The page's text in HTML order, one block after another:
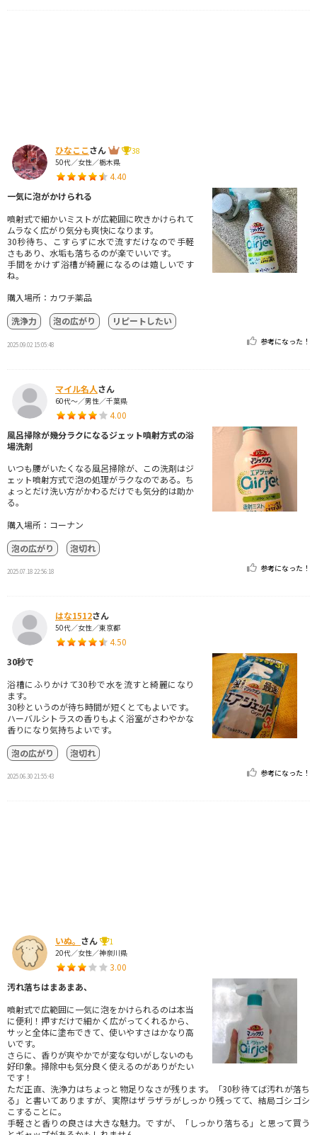
ひなここさん
38
50代／女性／栃木県
4.40
一気に泡がかけられる
噴射式で細かいミストが広範囲に吹きかけられて
ムラなく広がり気分も爽快になります。
30秒待ち、こすらずに水で流すだけなので手軽
さもあり、水垢も落ちるのが楽でいいです。
手間をかけず浴槽が綺麗になるのは嬉しいです
ね。
購入場所：カワチ薬品
洗浄力
泡の広がり リピートしたい
2025.09.02 15:05:48 参考になった！
マイル名人さん
60代～／男性／千葉県
4.00
風呂掃除が幾分ラクになるジェット噴射方式の浴
場洗剤
いつも腰がいたくなる風呂掃除が、この洗剤はジ
ェット噴射方式で泡の処理がラクなのである。ち
ょっとだけ洗い方がかわるだけでも気分的は助か
る。
購入場所：コーナン
泡の広がり
泡切れ
2025.07.18 22:56:18 参考になった！
はな1512さん
50代／女性／東京都
4.50
30秒で
浴槽にふりかけて30秒で水を流すと綺麗になり
ます。
30秒というのが待ち時間が短くとてもよいです。
ハーバルシトラスの香りもよく浴室がさわやかな
香りになり気持ちよいです。
泡の広がり
泡切れ
2025.06.30 21:55:43 参考になった！
いぬ。 さん
1
20代／女性／神奈川県
3.00
汚れ落ちはまあまあ、
噴射式で広範囲に一気に泡をかけられるのは本当
に便利！押すだけで細かく広がってくれるから、
サッと全体に塗布できて、使いやすさはかなり高
いです。
さらに、香りが爽やかでが変な匂いがしないのも
好印象。掃除中も気分良く使えるのがありがたい
です！
ただ正直、洗浄力はちょっと物足りなさが残ります。「30秒待てば汚れが落ち
る」と書いてありますが、実際はザラザラがしっかり残ってて、結局ゴシゴシ
こすることに。
手軽さと香りの良さは大きな魅力。ですが、「しっかり落ちる」と思って買う